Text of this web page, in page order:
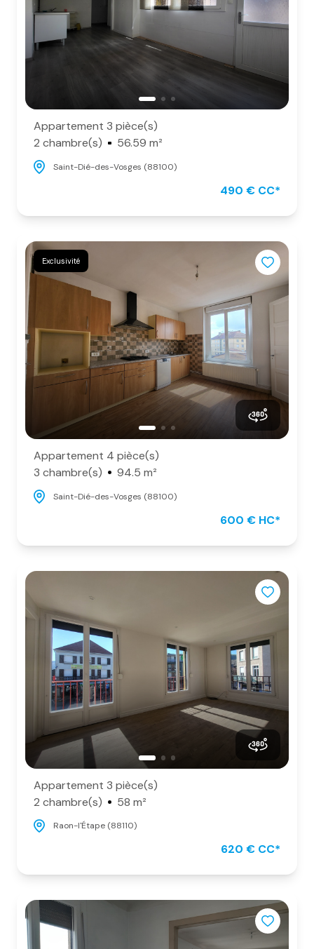
Appartement 3 pièce(s)
2 chambre(s)
56.59 m²
Saint-Dié-des-Vosges (88100)
490 € CC*
Exclusivité
Appartement 4 pièce(s)
3 chambre(s)
94.5 m²
Saint-Dié-des-Vosges (88100)
600 € HC*
Appartement 3 pièce(s)
2 chambre(s)
58 m²
Raon-l'Étape (88110)
620 € CC*